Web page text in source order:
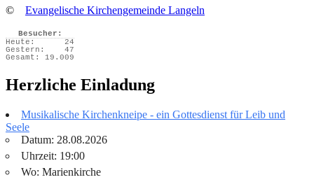
© Evangelische Kirchengemeinde Langeln
Besucher:
Heute:
24
Gestern:
47
Gesamt:
19.009
Herzliche Einladung
Musikalische Kirchenkneipe - ein Gottesdienst für Leib und
Seele
Datum: 28.08.2026
Uhrzeit: 19:00
Wo: Marienkirche